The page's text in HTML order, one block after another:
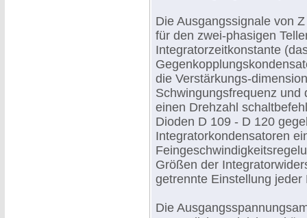
Die Ausgangssignale von
für den zwei-phasigen
Integratorzeitkonstante
die Verstärkungs-
Schwingungsfrequenz und
einen Drehzahl
Dioden D 109 - D 120
Integratorkondensatoren
Größen der
getrennte Einstellung jeder
Die